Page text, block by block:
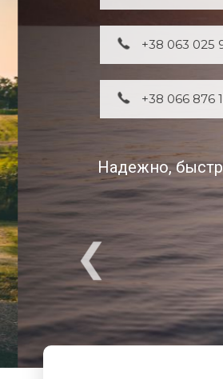
+38 063 025
+38 066 876
Надежно,